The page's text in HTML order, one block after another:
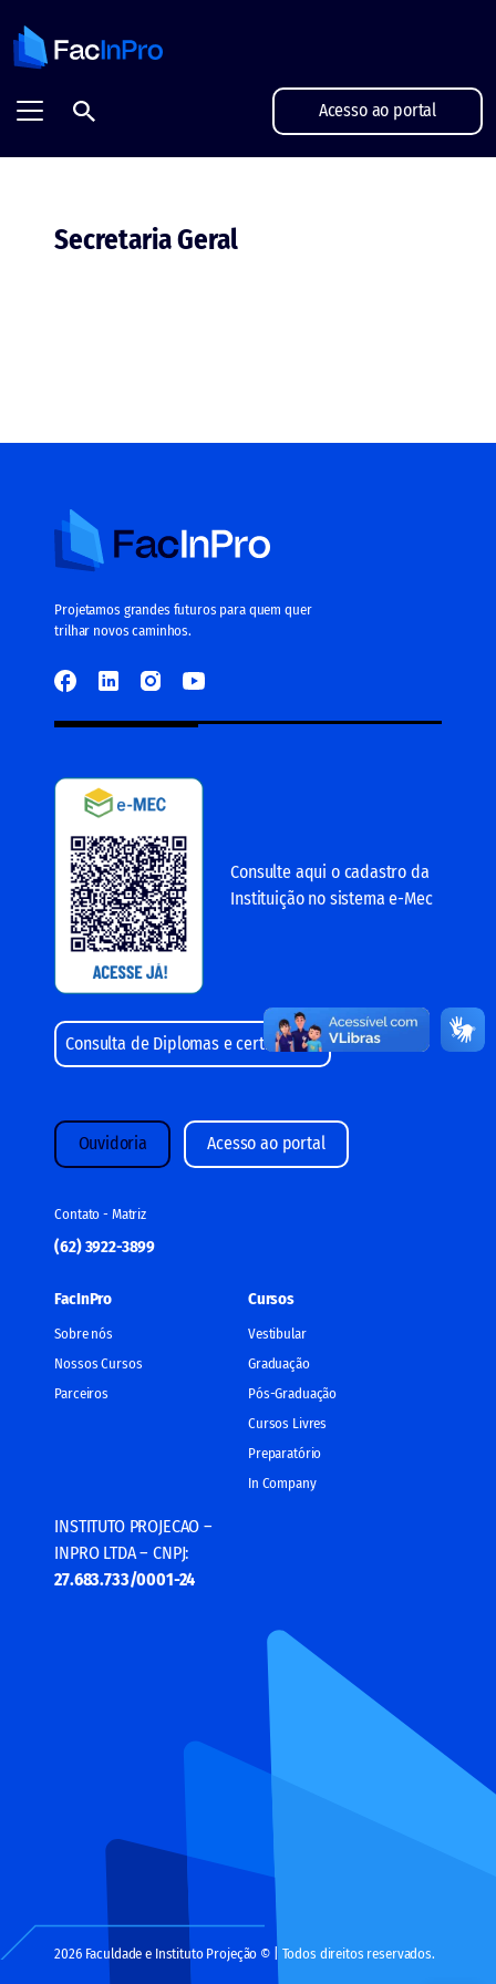
FacInPro - Projetamos grandes
Acesso ao portal
Secretaria Geral
Projetamos grandes futuros para quem quer
trilhar novos caminhos.
Consulte aqui o cadastro da
Instituição no sistema e-Mec
Consulta de Diplomas e certificados
Ouvidoria Acesso ao portal
Contato - Matriz
(62) 3922-3899
FacInPro
Sobre nós
Nossos Cursos
Parceiros
Cursos
Vestibular
Graduação
Pós-Graduação
Cursos Livres
Preparatório
In Company
INSTITUTO PROJECAO –
INPRO LTDA – CNPJ:
27.683.733/0001-24
2026 Faculdade e Instituto Projeção © | Todos direitos reservados.